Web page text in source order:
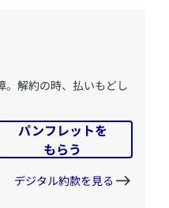
。解約の時、払いもどし
パンフレットを
もらう
デジタル約款を見る